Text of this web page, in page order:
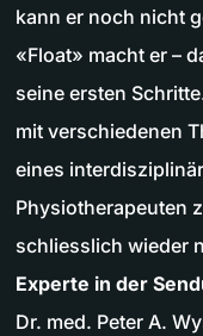
kann er noch nicht
«Float» macht er –
seine ersten
mit verschiedenen
eines
Physiotherapeuten
schliesslich wieder
Experte in der
Dr. med. Pe­ter A.